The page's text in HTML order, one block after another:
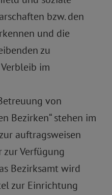
bzw. den
und die
zu
im
von
Bezirken“ stehen im
auftragsweisen
Verfügung
Bezirksamt wird
zur Einrichtung